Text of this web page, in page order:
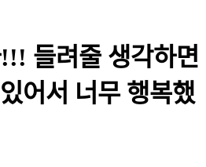
들려줄 생각하면
어서 너무 행복했